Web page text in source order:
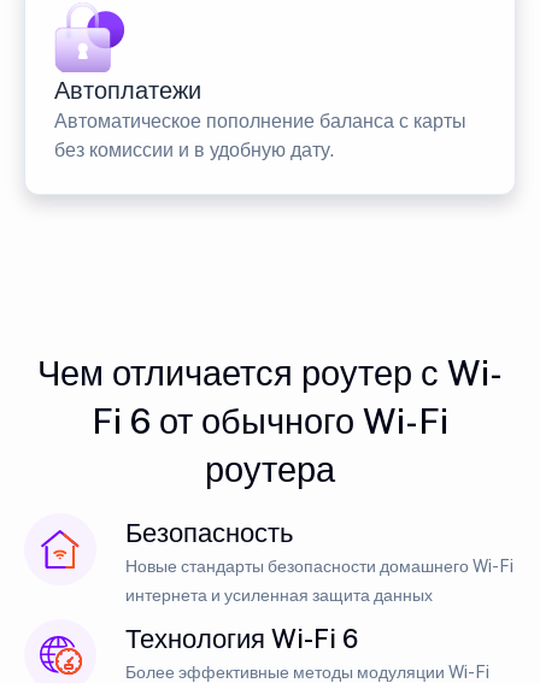
Автоплатежи
Автоматическое пополнение баланса с карты
без комиссии и в удобную дату.
Чем отличается роутер с Wi-
Fi 6 от обычного Wi-Fi
роутера
Безопасность
Новые стандарты безопасности домашнего Wi-Fi
интернета и усиленная защита данных
Технология Wi-Fi 6
Более эффективные методы модуляции Wi-Fi